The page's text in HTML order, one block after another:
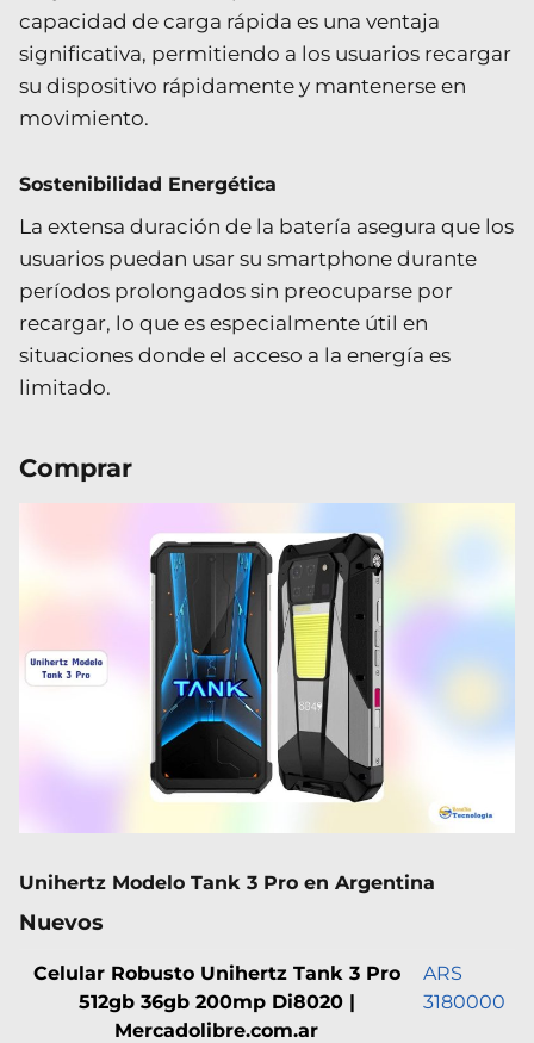
capacidad de carga rápida es una ventaja
significativa, permitiendo a los usuarios recargar
su dispositivo rápidamente y mantenerse en
movimiento.
Sostenibilidad Energética
La extensa duración de la batería asegura que los
usuarios puedan usar su smartphone durante
períodos prolongados sin preocuparse por
recargar, lo que es especialmente útil en
situaciones donde el acceso a la energía es
limitado.
Comprar
Unihertz Modelo Tank 3 Pro en Argentina
Nuevos
Celular Robusto Unihertz Tank 3 Pro
512gb 36gb 200mp Di8020 |
Mercadolibre.com.ar
ARS
3180000